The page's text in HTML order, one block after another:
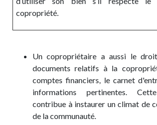
copropriété.
Un copropriétaire a aussi le
documents relatifs à la
comptes financiers, le carnet
informations pertinentes.
contribue à instaurer un climat de
de la communauté.